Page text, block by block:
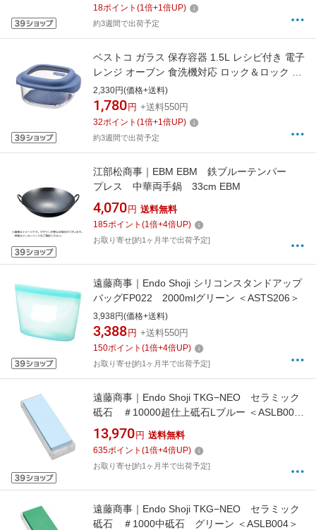
18ポイント (1倍+1倍UP)
約3週間で出荷予定
ベストコ ガラス 保存容器 1.5L レシピ付き 電子
レンジ オーブン 食洗機対応 ロック＆ロック ユ
ニクッカー ブルー LNG482
2,330円(価格+送料)
1,780 円 +送料550円
32ポイント (1倍+1倍UP)
約3週間で出荷予定
江部松商事｜EBM EBM 鉄ブルーテンパー
プレス 中華両手鍋 33cm EBM
4,070 円 送料無料
185ポイント (1倍+4倍UP)
お取り寄せ[約1ヶ月半で出荷予定]
遠藤商事｜Endo Shoji シリコンスタンドアップ
バッグFP022 2000mlグリーン ＜ASTS206＞
3,938円(価格+送料)
3,388 円 +送料550円
150ポイント (1倍+4倍UP)
お取り寄せ[約1ヶ月半で出荷予定]
遠藤商事｜Endo Shoji TKG−NEO セラミック
砥石 ＃10000超仕上砥石Lブルー ＜ASLB009
＞
13,970 円 送料無料
635ポイント (1倍+4倍UP)
お取り寄せ[約1ヶ月半で出荷予定]
遠藤商事｜Endo Shoji TKG−NEO セラミック
砥石 ＃1000中砥石 グリーン ＜ASLB004＞